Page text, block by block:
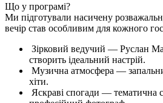
Що у програмі?
Ми підготували насичену
вечір став особливим для кожного
Зірковий ведучий — Руслан
створить ідеальний настрій.
Музична атмосфера —
хіти.
Яскраві спогади — тематична